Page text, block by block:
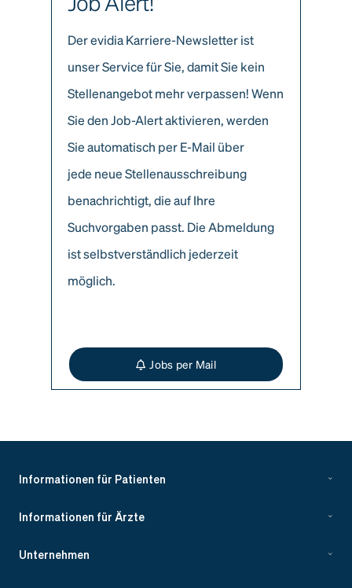
Der evidia Karriere-Newsletter ist
unser Service für Sie, damit Sie kein
Stellenangebot mehr verpassen! Wenn
Sie den Job-Alert aktivieren, werden
Sie automatisch per E-Mail über
jede neue Stellenausschreibung
benachrichtigt, die auf Ihre
Suchvorgaben passt. Die Abmeldung
ist selbstverständlich jederzeit
möglich.
Jobs per Mail
Informationen für Patienten
Informationen für Ärzte
Unternehmen